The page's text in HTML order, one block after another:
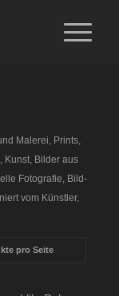
Male­rei, Prints,
Kunst, Bil­der aus
Foto­gra­fie, Bild­
vom Künst­ler,
pro Seite